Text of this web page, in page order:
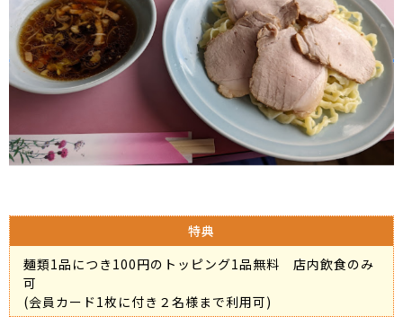
特典
麺類1品につき100円のトッピング1品無料 店内飲食のみ
可
(会員カード1枚に付き２名様まで利用可)